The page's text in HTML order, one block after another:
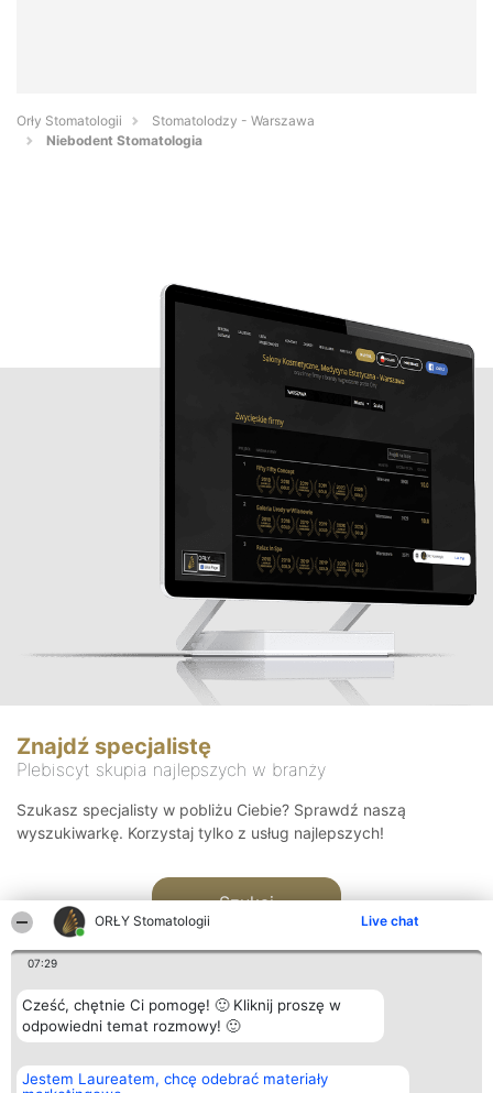
ORŁY Stomatologii Live chat
07:29
Cześć, chętnie Ci pomogę! 🙂 Kliknij proszę w
odpowiedni temat rozmowy! 🙂
Jestem Laureatem, chcę odebrać materiały
Orły Stomatologii
Stomatolodzy - Warszawa
Niebodent Stomatologia
Znajdź specjalistę
Plebiscyt skupia najlepszych w branży
Szukasz specjalisty w pobliżu Ciebie? Sprawdź naszą
wyszukiwarkę. Korzystaj tylko z usług najlepszych!
Szukaj
Organizator plebiscytu
Bright Side Solutions sp. z o.
Plebiscyt
Laureaci
Kontakt
Kontakt